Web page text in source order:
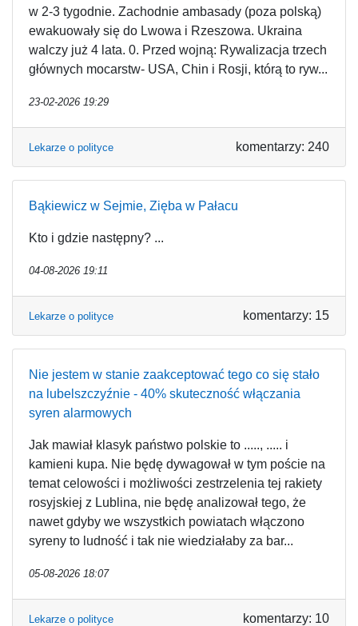
w 2-3 tygodnie. Zachodnie ambasady (poza polską)
ewakuowały się do Lwowa i Rzeszowa. Ukraina
walczy już 4 lata. 0. Przed wojną: Rywalizacja trzech
głównych mocarstw- USA, Chin i Rosji, którą to ryw...
23-02-2026 19:29
Lekarze o polityce komentarzy: 240
Bąkiewicz w Sejmie, Zięba w Pałacu
Kto i gdzie następny? ...
04-08-2026 19:11
Lekarze o polityce komentarzy: 15
Nie jestem w stanie zaakceptować tego co się stało
na lubelszczyźnie - 40% skuteczność włączania
syren alarmowych
Jak mawiał klasyk państwo polskie to ....., ..... i
kamieni kupa. Nie będę dywagował w tym poście na
temat celowości i możliwości zestrzelenia tej rakiety
rosyjskiej z Lublina, nie będę analizował tego, że
nawet gdyby we wszystkich powiatach włączono
syreny to ludność i tak nie wiedziałaby za bar...
05-08-2026 18:07
Lekarze o polityce komentarzy: 10